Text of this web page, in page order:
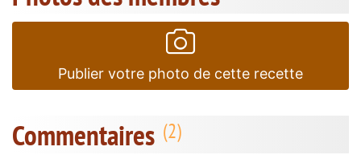
Publier votre photo de cette recette
Commentaires